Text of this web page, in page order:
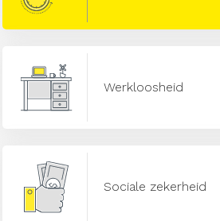
Werkloosheid
Sociale zekerheid